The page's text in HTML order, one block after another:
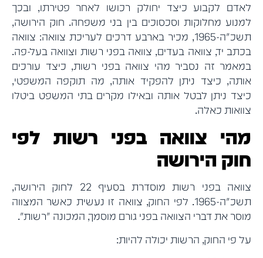
לאדם לקבוע כיצד יחולק רכושו לאחר פטירתו, ובכך
למנוע מחלוקות וסכסוכים בין בני משפחה. חוק הירושה,
תשכ"ה-1965, מכיר בארבע דרכים לעריכת צוואה: צוואה
בכתב יד, צוואה בעדים, צוואה בפני רשות וצוואה בעל-פה.
במאמר זה נסביר מהי צוואה בפני רשות, כיצד עורכים
אותה, כיצד ניתן להפקיד אותה, מה תוקפה המשפטי,
כיצד ניתן לבטל אותה ובאילו מקרים בתי המשפט ביטלו
צוואות כאלה.
מהי צוואה בפני רשות לפי
חוק הירושה
צוואה בפני רשות מוסדרת בסעיף 22 לחוק הירושה,
תשכ"ה-1965. לפי החוק, צוואה זו נעשית כאשר המצווה
מוסר את דברי הצוואה בפני גורם מוסמך, המכונה "רשות".
על פי החוק, הרשות יכולה להיות: